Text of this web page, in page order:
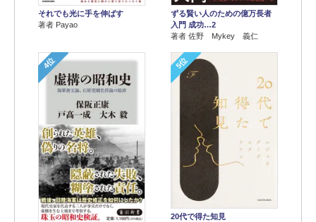
それでも光に手を伸ばす
著者 Payao
ずる賢い人のための億万長者
入門 成功…2
著者 佐野 Mykey 義仁
4位 5位
20代で得た知見